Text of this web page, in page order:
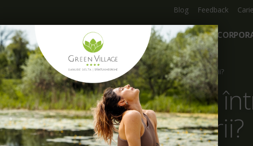
Blog Feedback
FACILITĂȚI EXPERIENȚE TARIFE INFO UTILE
/ Cum să sărbătorești Crăciunul, într-un mod inedit, în Delta Dunării?
Crăciunul,
în Delta Dunării?